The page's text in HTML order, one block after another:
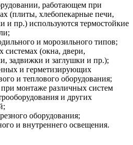
работающем при
(плиты, хлебопекарные печи,
и пр.) используются термостойкие
и морозильного типов;
(окна, двери,
задвижки и заглушки и пр.);
и герметизирующих
и теплового оборудования;
при монтаже различных систем
и других
оборудования;
и внутреннего освещения.